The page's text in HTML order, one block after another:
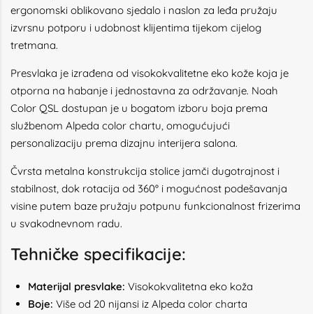
ergonomski oblikovano sjedalo i naslon za leđa pružaju
izvrsnu potporu i udobnost klijentima tijekom cijelog
tretmana.
Presvlaka je izrađena od visokokvalitetne eko kože koja je
otporna na habanje i jednostavna za održavanje. Noah
Color QSL dostupan je u bogatom izboru boja prema
službenom Alpeda color chartu, omogućujući
personalizaciju prema dizajnu interijera salona.
Čvrsta metalna konstrukcija stolice jamči dugotrajnost i
stabilnost, dok rotacija od 360° i mogućnost podešavanja
visine putem baze pružaju potpunu funkcionalnost frizerima
u svakodnevnom radu.
Tehničke specifikacije:
Materijal presvlake: Visokokvalitetna eko koža
Boje: Više od 20 nijansi iz Alpeda color charta